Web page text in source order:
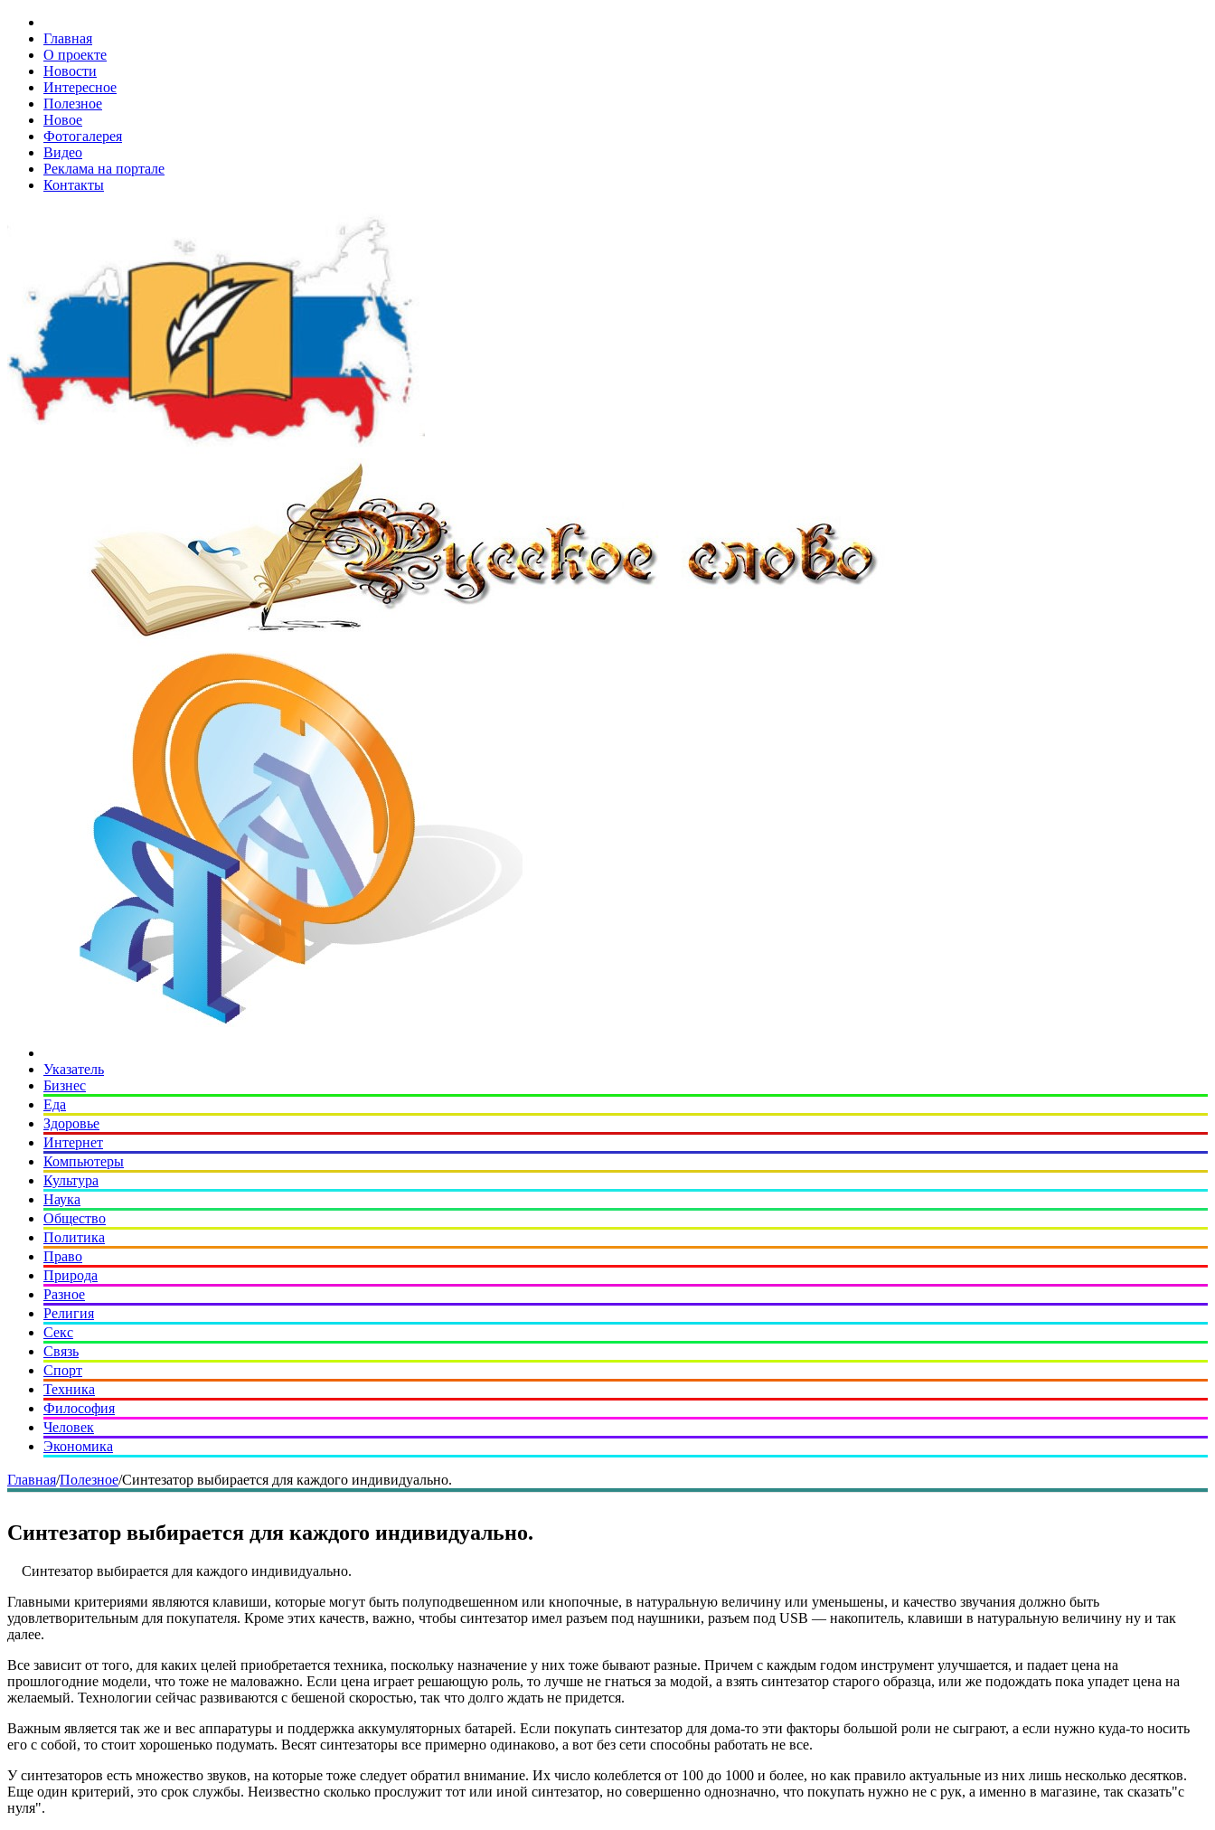
Главная
О проекте
Новости
Интересное
Полезное
Новое
Фотогалерея
Видео
Реклама на портале
Контакты
Указатель
Бизнес
Еда
Здоровье
Интернет
Компьютеры
Культура
Наука
Общество
Политика
Право
Природа
Разное
Религия
Секс
Связь
Спорт
Техника
Философия
Человек
Экономика
Главная/Полезное/Синтезатор выбирается для каждого индивидуально.
Синтезатор выбирается для каждого индивидуально.
Синтезатор выбирается для каждого индивидуально.
Главными критериями являются клавиши, которые могут быть полуподвешенном или кнопочные, в натуральную величину или уменьшены, и качество звучания должно быть
удовлетворительным для покупателя. Кроме этих качеств, важно, чтобы синтезатор имел разъем под наушники, разъем под USB — накопитель, клавиши в натуральную величину ну и так
далее.
Все зависит от того, для каких целей приобретается техника, поскольку назначение у них тоже бывают разные. Причем с каждым годом инструмент улучшается, и падает цена на
прошлогодние модели, что тоже не маловажно. Если цена играет решающую роль, то лучше не гнаться за модой, а взять синтезатор старого образца, или же подождать пока упадет цена на
желаемый. Технологии сейчас развиваются с бешеной скоростью, так что долго ждать не придется.
Важным является так же и вес аппаратуры и поддержка аккумуляторных батарей. Если покупать синтезатор для дома-то эти факторы большой роли не сыграют, а если нужно куда-то носить
его с собой, то стоит хорошенько подумать. Весят синтезаторы все примерно одинаково, а вот без сети способны работать не все.
У синтезаторов есть множество звуков, на которые тоже следует обратил внимание. Их число колеблется от 100 до 1000 и более, но как правило актуальные из них лишь несколько десятков.
Еще один критерий, это срок службы. Неизвестно сколько прослужит тот или иной синтезатор, но совершенно однозначно, что покупать нужно не с рук, а именно в магазине, так сказать"с
нуля".